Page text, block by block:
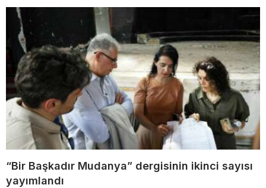
“Bir Başkadır Mudanya” dergisinin ikinci sayısı
yayımlandı